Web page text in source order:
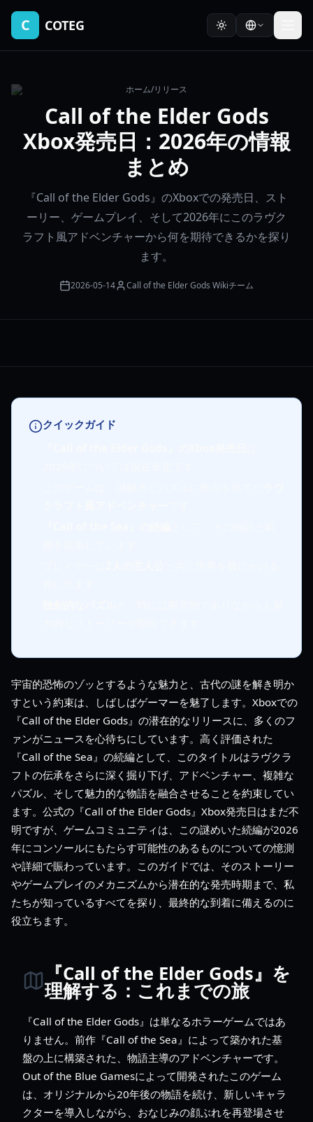
C COTEG
ホーム/リリース
Call of the Elder Gods
Xbox発売日：2026年の情報
まとめ
『Call of the Elder Gods』のXboxでの発売日、スト
ーリー、ゲームプレイ、そして2026年にこのラヴク
ラフト風アドベンチャーから何を期待できるかを探り
ます。
2026-05-14 Call of the Elder Gods Wikiチーム
クイックガイド
宇宙的恐怖のゾッとするような魅力と、古代の謎を解き明か
すという約束は、しばしばゲーマーを魅了します。Xboxでの
『Call of the Elder Gods』の潜在的なリリースに、多くのフ
ァンがニュースを心待ちにしています。高く評価された
『Call of the Sea』の続編として、このタイトルはラヴクラ
フトの伝承をさらに深く掘り下げ、アドベンチャー、複雑な
パズル、そして魅力的な物語を融合させることを約束してい
ます。公式の『Call of the Elder Gods』Xbox発売日はまだ不
明ですが、ゲームコミュニティは、この謎めいた続編が2026
年にコンソールにもたらす可能性のあるものについての憶測
や詳細で賑わっています。このガイドでは、そのストーリー
やゲームプレイのメカニズムから潜在的な発売時期まで、私
たちが知っているすべてを探り、最終的な到着に備えるのに
役立ちます。
『Call of the Elder Gods』を
理解する：これまでの旅
『Call of the Elder Gods』は単なるホラーゲームではあ
りません。前作『Call of the Sea』によって築かれた基
盤の上に構築された、物語主導のアドベンチャーです。
Out of the Blue Gamesによって開発されたこのゲーム
は、オリジナルから20年後の物語を続け、新しいキャラ
クターを導入しながら、おなじみの顔ぶれを再登場させ